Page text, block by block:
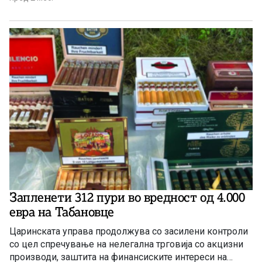
Запленети 312 пури во вредност од 4.000
евра на Табановце
Царинската управа продолжува со засилени контроли
со цел спречување на нелегална трговија со акцизни
производи, заштита на финансиските интереси на